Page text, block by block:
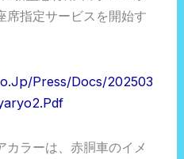
席指定サービスを開始す
press/docs/202503
ラーは、赤胴車のイメ